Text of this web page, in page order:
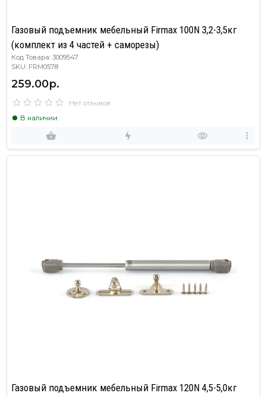
Газовый подъемник мебельный Firmax 100N 3,2-3,5кг
(комплект из 4 частей + саморезы)
Код Товара: 3009547
SKU: FRM0578
259.00р.
Нет отзывов
В наличии
Газовый подъемник мебельный Firmax 120N 4,5-5,0кг